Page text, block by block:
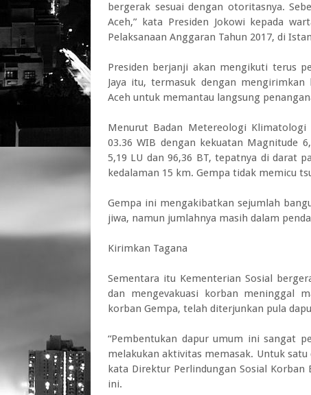
bergerak sesuai dengan otoritasnya.
Aceh,” kata Presiden Jokowi kepada
Pelaksanaan Anggaran Tahun 2017, di
Presiden berjanji akan mengikuti terus
Jaya itu, termasuk dengan mengirimkan
Aceh untuk memantau langsung
Menurut Badan Metereologi
03.36 WIB dengan kekuatan Magnitude
5,19 LU dan 96,36 BT, tepatnya di darat
kedalaman 15 km. Gempa tidak memicu
Gempa ini mengakibatkan sejumlah
jiwa, namun jumlahnya masih dalam
Kirimkan Tagana
Sementara itu Kementerian Sosial
dan mengevakuasi korban meninggal
korban Gempa, telah diterjunkan pula
“Pembentukan dapur umum ini sangat
melakukan aktivitas memasak. Untuk
kata Direktur Perlindungan Sosial Korban
ini.